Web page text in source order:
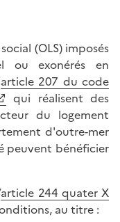
(OLS) imposés
ou exonérés en
article 207 du code
qui réalisent des
du logement
d'outre-mer
peuvent bénéficier
article 244 quater X
au titre :